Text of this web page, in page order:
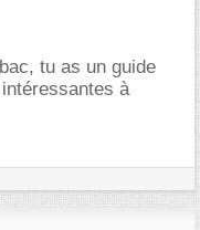
tu as un guide
à